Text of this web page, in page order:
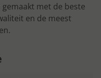
met de beste
en de meest